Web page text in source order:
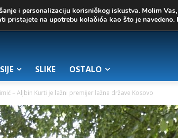
SLIKE OSTALO
– Aljbin Kurti je lažni premijer lažne države Kosovo
i personalizaciju korisničkog iskustva. Molim
pristajete na upotrebu kolačića kao što je